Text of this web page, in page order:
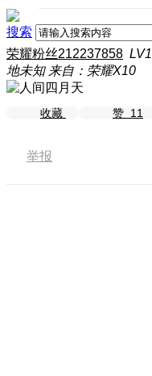
搜索
荣耀粉丝212237858 LV1
地未知 来自：荣耀X10
收藏 赞 11
举报